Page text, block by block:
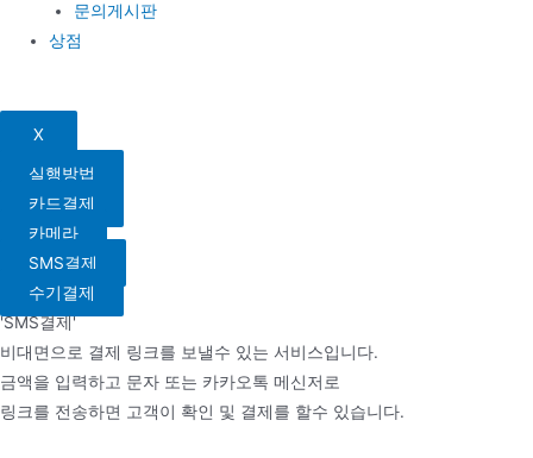
문의게시판
상점
X
실행방법
카드결제
카메라
SMS결제
수기결제
'SMS결제'
비대면으로 결제 링크를 보낼수 있는 서비스입니다.
금액을 입력하고 문자 또는 카카오톡 메신저로
링크를 전송하면 고객이 확인 및 결제를 할수 있습니다.